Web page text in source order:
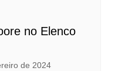
no Elenco
de 2024